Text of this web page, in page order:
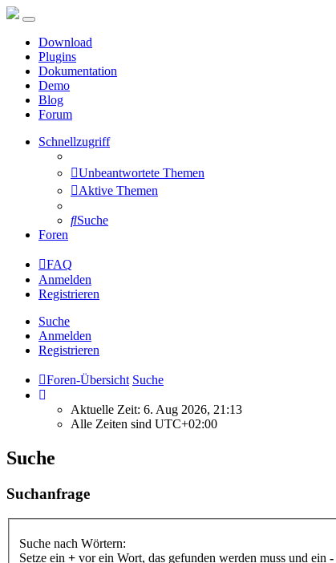
Download
Plugins
Dokumentation
Demo
Blog
Forum
Schnellzugriff
Unbeantwortete Themen
Aktive Themen
Suche
Foren
FAQ
Anmelden
Registrieren
Suche
Anmelden
Registrieren
Foren-Übersicht Suche
Aktuelle Zeit: 6. Aug 2026, 21:13
Alle Zeiten sind UTC+02:00
Suche
Suchanfrage
Suche nach Wörtern:
Setze ein + vor ein Wort, das gefunden werden muss und ein -